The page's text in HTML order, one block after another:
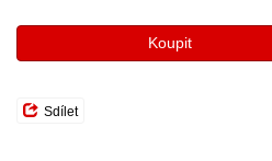
Koupit
Sdílet